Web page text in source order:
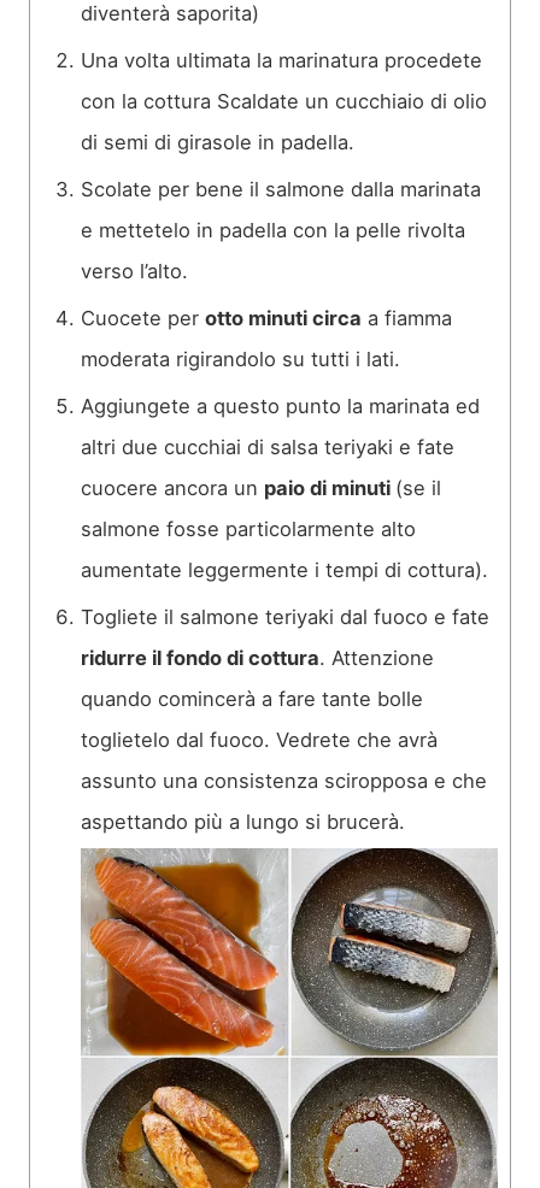
diventerà saporita)
Una volta ultimata la marinatura procedete
con la cottura Scaldate un cucchiaio di olio
di semi di girasole in padella.
Scolate per bene il salmone dalla marinata
e mettetelo in padella con la pelle rivolta
verso l’alto.
Cuocete per otto minuti circa a fiamma
moderata rigirandolo su tutti i lati.
Aggiungete a questo punto la marinata ed
altri due cucchiai di salsa teriyaki e fate
cuocere ancora un paio di minuti (se il
salmone fosse particolarmente alto
aumentate leggermente i tempi di cottura).
Togliete il salmone teriyaki dal fuoco e fate
ridurre il fondo di cottura. Attenzione
quando comincerà a fare tante bolle
toglietelo dal fuoco. Vedrete che avrà
assunto una consistenza sciropposa e che
aspettando più a lungo si brucerà.